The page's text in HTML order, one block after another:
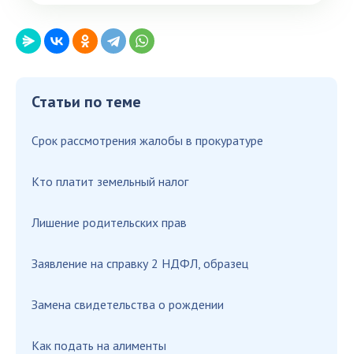
Статьи по теме
Срок рассмотрения жалобы в прокуратуре
Кто платит земельный налог
Лишение родительских прав
Заявление на справку 2 НДФЛ, образец
Замена свидетельства о рождении
Как подать на алименты